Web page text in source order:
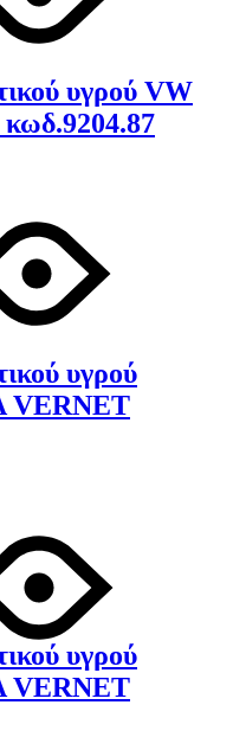
υγρού VW
υγρού
VERNET
υγρού
VERNET